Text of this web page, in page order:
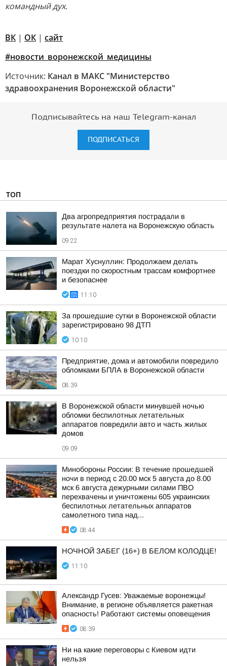
командный дух.
ВК | ОК | сайт
#новости_воронежской_медицины
Источник: Канал в МАКС "Министерство
здравоохранения Воронежской области"
Подписывайтесь на наш Telegram-канал
ПОДПИСАТЬСЯ
ТОП
Два агропредприятия пострадали в
результате налета на Воронежскую область
09:22
Марат Хуснуллин: Продолжаем делать
поездки по скоростным трассам комфортнее
и безопаснее
11:10
За прошедшие сутки в Воронежской области
зарегистрировано 98 ДТП
10:10
Предприятие, дома и автомобили повредило
обломками БПЛА в Воронежской области
08:39
В Воронежской области минувшей ночью
обломки беспилотных летательных
аппаратов повредили авто и часть жилых
домов
09:09
Минобороны России: В течение прошедшей
ночи в период с 20.00 мск 5 августа до 8.00
мск 6 августа дежурными силами ПВО
перехвачены и уничтожены 605 украинских
беспилотных летательных аппаратов
самолетного типа над...
08:44
НОЧНОЙ ЗАБЕГ (16+) В БЕЛОМ КОЛОДЦЕ!
11:10
Александр Гусев: Уважаемые воронежцы!
Внимание, в регионе объявляется ракетная
опасность! Работают системы оповещения
08:39
Ни на какие переговоры с Киевом идти
нельзя